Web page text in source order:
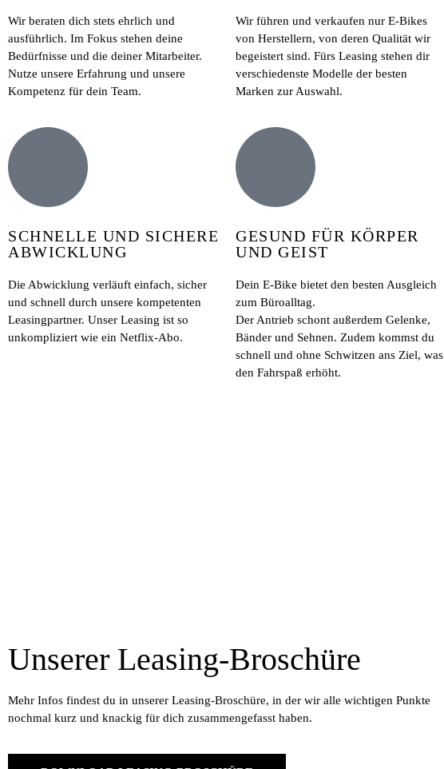
Wir beraten dich stets ehrlich und
ausführlich. Im Fokus stehen deine
Bedürfnisse und die deiner Mitarbeiter.
Nutze unsere Erfahrung und unsere
Kompetenz für dein Team.
Wir führen und verkaufen nur E-Bikes
von Herstellern, von deren Qualität wir
begeistert sind. Fürs Leasing stehen dir
verschiedenste Modelle der besten
Marken zur Auswahl.
SCHNELLE UND SICHERE
ABWICKLUNG
Die Abwicklung verläuft einfach, sicher
und schnell durch unsere kompetenten
Leasingpartner. Unser Leasing ist so
unkompliziert wie ein Netflix-Abo.
GESUND FÜR KÖRPER
UND GEIST
Dein E-Bike bietet den besten Ausgleich
zum Büroalltag.
Der Antrieb schont außerdem Gelenke,
Bänder und Sehnen. Zudem kommst du
schnell und ohne Schwitzen ans Ziel, was
den Fahrspaß erhöht.
Unserer Leasing-Broschüre
Mehr Infos findest du in unserer Leasing-Broschüre, in der wir alle wichtigen Punkte
nochmal kurz und knackig für dich zusammengefasst haben.